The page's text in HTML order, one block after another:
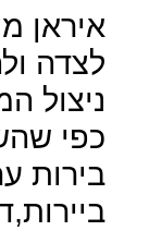
איראן
לצדה
ניצול
בירות